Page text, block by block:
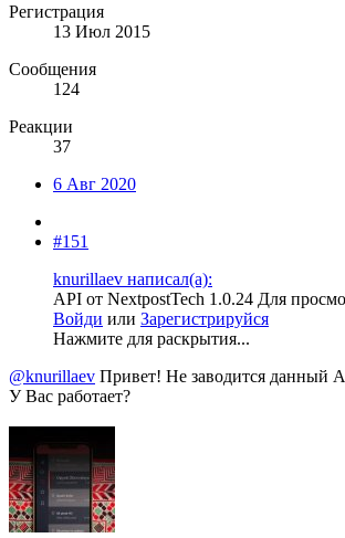
Регистрация
13 Июл 2015
Сообщения
124
Реакции
37
6 Авг 2020
#151
knurillaev написал(а):
API от NextpostTech 1.0.24 Для
Войди или Зарегистрируйся
Нажмите для раскрытия...
@knurillaev Привет! Не заводится данный
У Вас работает?